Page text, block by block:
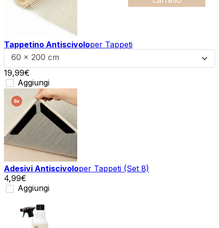
Tappetino Antiscivoloper Tappeti
60 x 200 cm
19,99€
Aggiungi
Adesivi Antiscivoloper Tappeti (Set 8)
4,99€
Aggiungi